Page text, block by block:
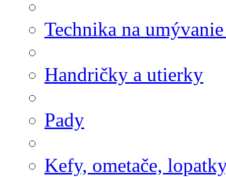
Technika na
Handričky a utierky
Pady
Kefy, ometače,